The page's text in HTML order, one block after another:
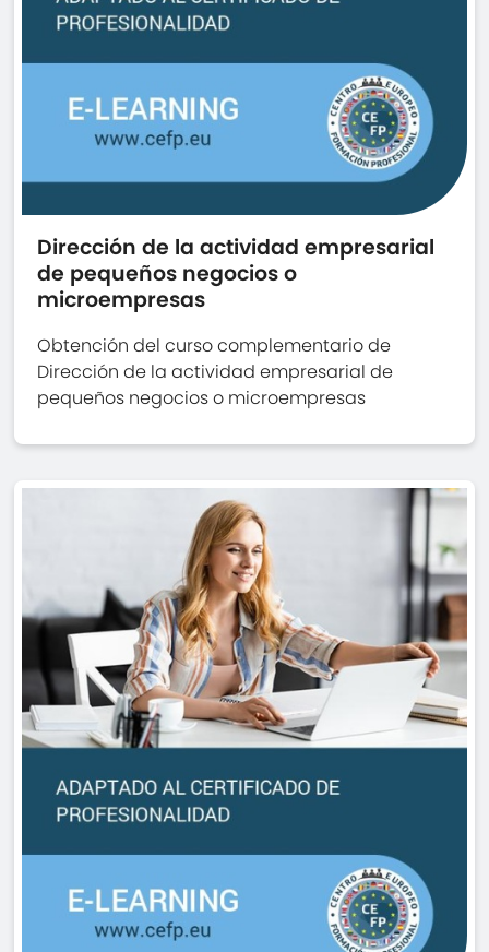
Dirección de la actividad empresarial
de pequeños negocios o
microempresas
Obtención del curso complementario de
Dirección de la actividad empresarial de
pequeños negocios o microempresas